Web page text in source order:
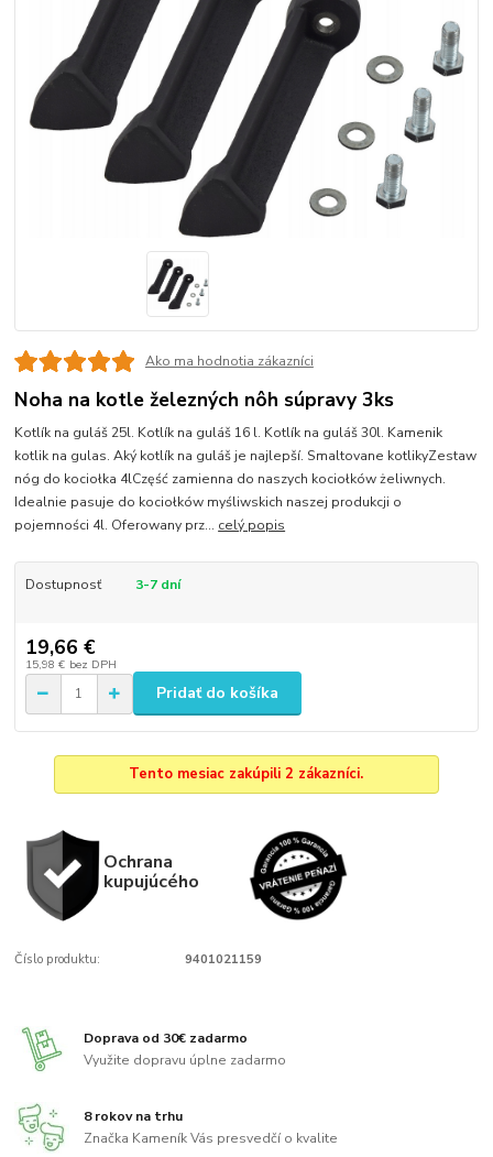
Ako ma hodnotia zákazníci
Noha na kotle železných nôh súpravy 3ks
Kotlík na guláš 25l. Kotlík na guláš 16 l. Kotlík na guláš 30l. Kamenik
kotlik na gulas. Aký kotlík na guláš je najlepší. Smaltovane kotlikyZestaw
nóg do kociołka 4lCzęść zamienna do naszych kociołków żeliwnych.
Idealnie pasuje do kociołków myśliwskich naszej produkcji o
pojemności 4l. Oferowany prz... celý popis
Dostupnosť 3-7 dní
19,66 €
15,98 € bez DPH
Pridať do košíka
Tento mesiac zakúpili 2 zákazníci.
Ochrana
kupujúcého
Číslo produktu: 9401021159
Doprava od 30€ zadarmo
Využite dopravu úplne zadarmo
8 rokov na trhu
Značka Kameník Vás presvedčí o kvalite